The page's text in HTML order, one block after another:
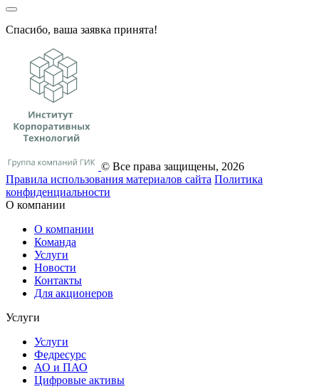
Спасибо, ваша заявка принята!
© Все права защищены, 2026
Правила использования материалов сайта Политика
конфиденциальности
О компании
О компании
Команда
Услуги
Новости
Контакты
Для акционеров
Услуги
Услуги
Федресурс
АО и ПАО
Цифровые активы